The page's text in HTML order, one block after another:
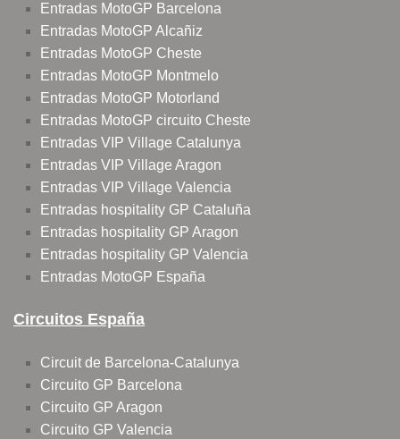
Entradas MotoGP Barcelona
Entradas MotoGP Alcañiz
Entradas MotoGP Cheste
Entradas MotoGP Montmelo
Entradas MotoGP Motorland
Entradas MotoGP circuito Cheste
Entradas VIP Village Catalunya
Entradas VIP Village Aragon
Entradas VIP Village Valencia
Entradas hospitality GP Cataluña
Entradas hospitality GP Aragon
Entradas hospitality GP Valencia
Entradas MotoGP España
Circuitos España
Circuit de Barcelona-Catalunya
Circuito GP Barcelona
Circuito GP Aragon
Circuito GP Valencia